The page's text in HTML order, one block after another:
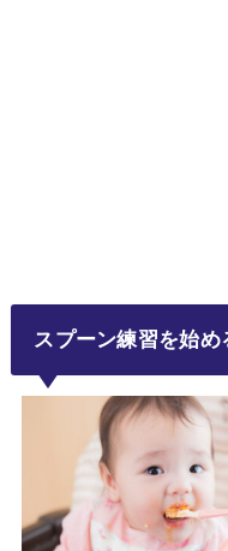
スプーン練習を始め